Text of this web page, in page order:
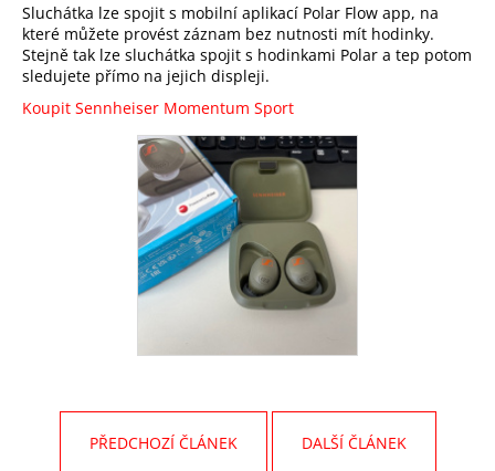
Sluchátka lze spojit s mobilní aplikací Polar Flow app, na
které můžete provést záznam bez nutnosti mít hodinky.
Stejně tak lze sluchátka spojit s hodinkami Polar a tep potom
sledujete přímo na jejich displeji.
Koupit Sennheiser Momentum Sport
PŘEDCHOZÍ ČLÁNEK DALŠÍ ČLÁNEK
PLUS
2
150
Kč